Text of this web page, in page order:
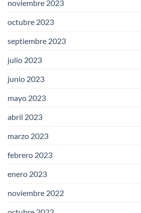
noviembre 2023
octubre 2023
septiembre 2023
julio 2023
junio 2023
mayo 2023
abril 2023
marzo 2023
febrero 2023
enero 2023
noviembre 2022